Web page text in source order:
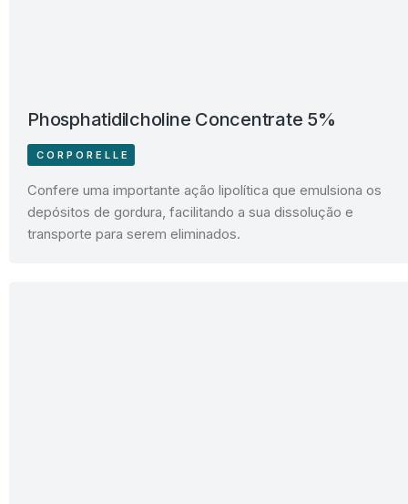
Phosphatidilcholine Concentrate 5%
CORPORELLE
Confere uma importante ação lipolítica que emulsiona os
depósitos de gordura, facilitando a sua dissolução e
transporte para serem eliminados.